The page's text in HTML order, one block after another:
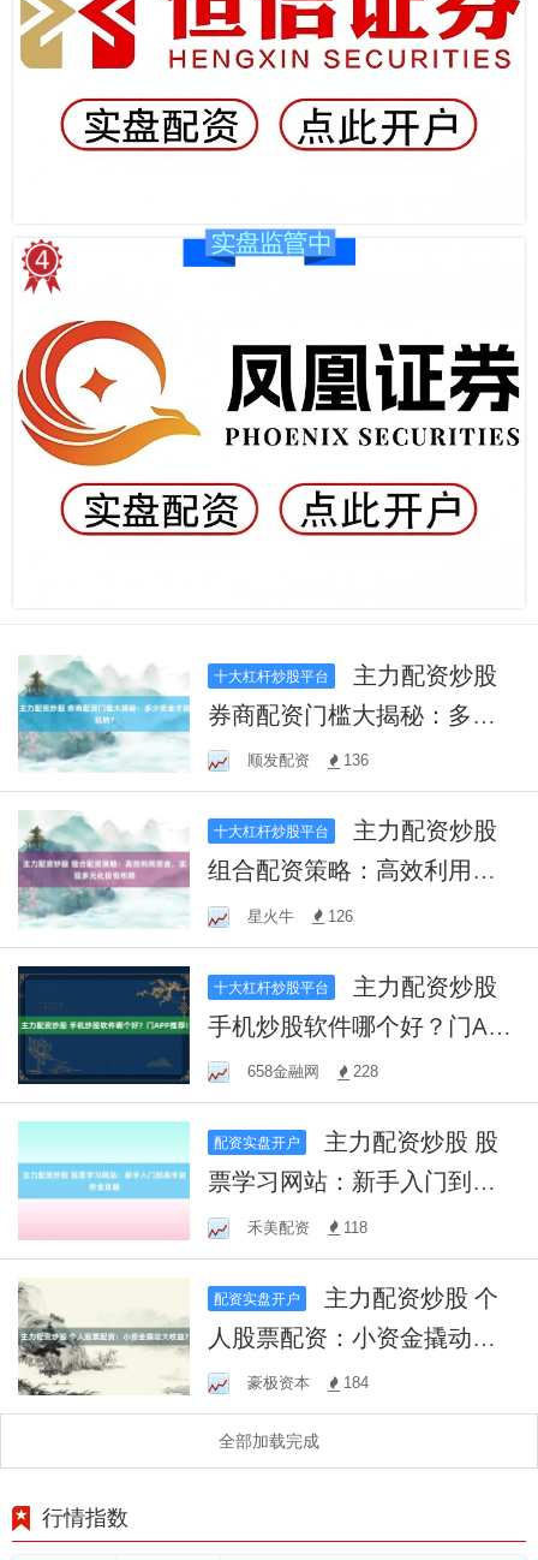
十大杠杆炒股平台
券商配资门槛大揭秘：多少
资金才能玩转？
顺发配资 136
十大杠杆炒股平台
组合配资策略：高效利用资
金，实现多元化投资布局
星火牛 126
十大杠杆炒股平台
手机炒股软件哪个好？门APP
推荐！658金融网 228
配资实盘开户
票学习网站：新手入门到高
手进阶全攻略
禾美配资 118
配资实盘开户
人股票配资：小资金撬动大
收益？豪极资本 184
全部加载完成
行情指数